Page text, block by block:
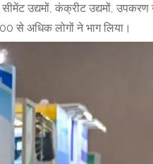
उद्यमों, कंक्रीट उद्यमों, उपकरण
से अधिक लोगों ने भाग लिया।